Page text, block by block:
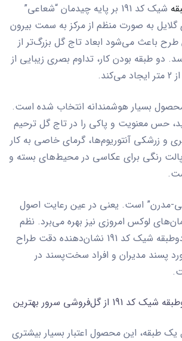
شیک کد 191
بر پایه چیدمان “شعاعی”
به صورت منظم از مرکز به سمت بیرون
باعث می‌شود ابعاد تاج گل بزرگ‌تر از
دو طبقه بودن کار، تداوم بصری زیبایی از
بسیار هوشمندانه انتخاب شده است.
حس معنویت و پاکی را در تاج گل ترحیم
و زرشکی آنتوریوم‌ها، گرمای خاصی به کار
رنگی برای عکاسی در محیط‌های بسته و
مدرن” است. یعنی در عین رعایت اصول
لوکس امروزی نیز بهره می‌برد. نظم
شیک کد 191
نشان‌دهنده دقت طراح
پسند مدیران و افراد سخت‌پسند در
چرا خرید تاج گل دوطبقه شیک کد 191 از گل‌فروشی سرور بهترین
یک طبقه، این محصول اعتبار بسیار بیشتری